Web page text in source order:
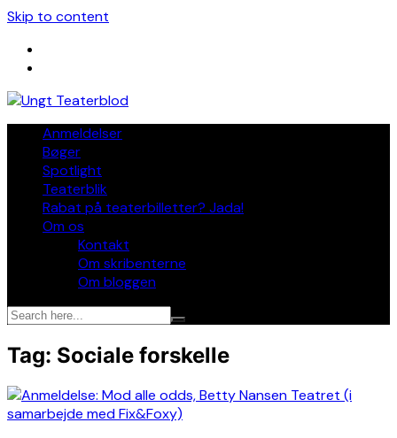
Skip to content
Anmeldelser
Bøger
Spotlight
Teaterblik
Rabat på teaterbilletter? Jada!
Om os
Kontakt
Om skribenterne
Om bloggen
Tag: Sociale forskelle